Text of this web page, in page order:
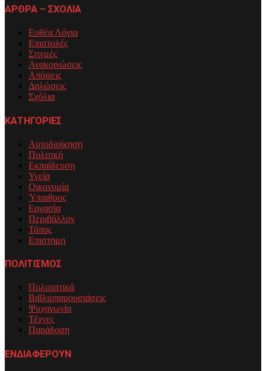
ΑΡΘΡΑ – ΣΧΟΛΙΑ
Ευθέα Λόγια
Επιστολές
Στιγμές
Ανακοινώσεις
Απόψεις
Δηλώσεις
Σχόλια
ΚΑΤΗΓΟΡΙΕΣ
Αυτοδιοίκηση
Πολιτική
Εκπαίδευση
Υγεία
Οικονομία
Ύπαιθρος
Εργασία
Περιβάλλον
Τύπος
Επιστημη
ΠΟΛΙΤΙΣΜΟΣ
Πολιτιστικά
Βιβλιοπαρουσιάσεις
Ψυχαγωγία
Τέχνες
Παράδοση
ΕΝΔΙΑΦΕΡΟΥΝ